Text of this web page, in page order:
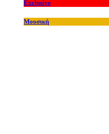
Exclusive
Μουσική